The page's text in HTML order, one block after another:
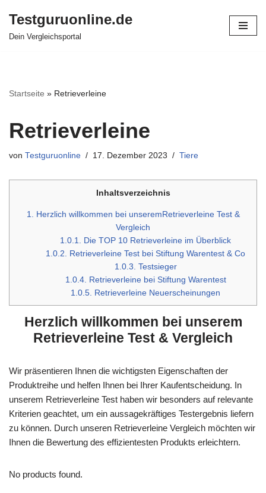
Zum
Testguruonline.de
Dein Vergleichsportal
Startseite » Retrieverleine
Retrieverleine
von Testguruonline 17. Dezember 2023 Tiere
Inhaltsverzeichnis
1. Herzlich willkommen bei unseremRetrieverleine Test &
Vergleich
1.0.1. Die TOP 10 Retrieverleine im Überblick
1.0.2. Retrieverleine Test bei Stiftung Warentest & Co
1.0.3. Testsieger
1.0.4. Retrieverleine bei Stiftung Warentest
1.0.5. Retrieverleine Neuerscheinungen
Herzlich willkommen bei unserem
Retrieverleine Test & Vergleich
Wir präsentieren Ihnen die wichtigsten Eigenschaften der
Produktreihe und helfen Ihnen bei Ihrer Kaufentscheidung. In
unserem Retrieverleine Test haben wir besonders auf relevante
Kriterien geachtet, um ein aussagekräftiges Testergebnis liefern
zu können. Durch unseren Retrieverleine Vergleich möchten wir
Ihnen die Bewertung des effizientesten Produkts erleichtern.
No products found.